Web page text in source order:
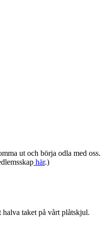
ut och börja odla med oss.
här.)
halva taket på vårt plåtskjul.